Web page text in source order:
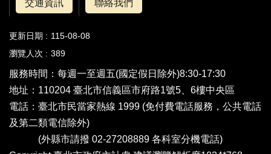
交通資訊 聯絡我們
更新日期
115-08-08
瀏覽人次
389
服務時間：每週一至週五(國定假日除外)8:30-17:30
地址：110204 臺北市信義區市府路1號5、6樓中央區
電話： 臺北市民當家熱線 1999 (免付費電話服務，公共電話
及第二類電信除外)
(外縣市請撥 02-27208889 各科室分機電話)